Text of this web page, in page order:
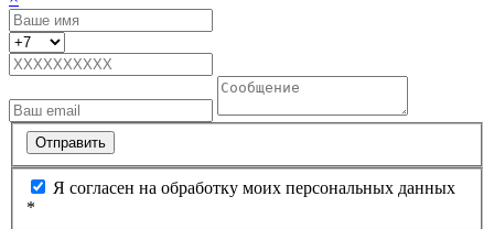
Отправить
Я согласен на обработку моих персональных данных
*